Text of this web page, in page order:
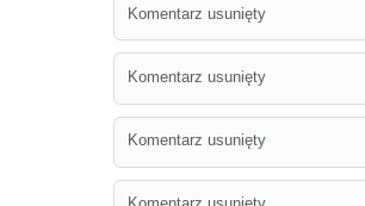
Komentarz usunięty
Komentarz usunięty
Komentarz usunięty